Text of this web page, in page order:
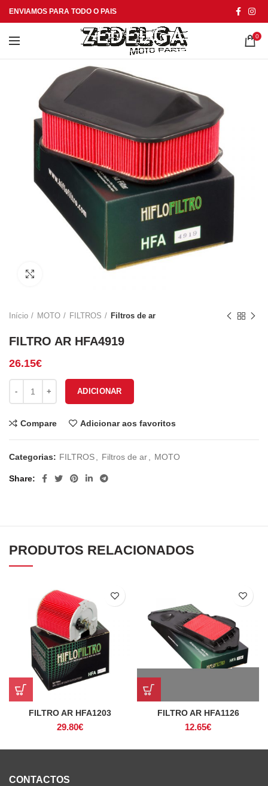
ENVIAMOS PARA TODO O PAIS
0
Início MOTO FILTROS Filtros de ar
FILTRO AR HFA4919
26.15€
ADICIONAR
Compare Adicionar aos favoritos
Categorias: FILTROS Filtros de ar MOTO
Share
PRODUTOS RELACIONADOS
FILTRO AR HFA1203
29.80€
FILTRO AR HFA1126
12.65€
CONTACTOS